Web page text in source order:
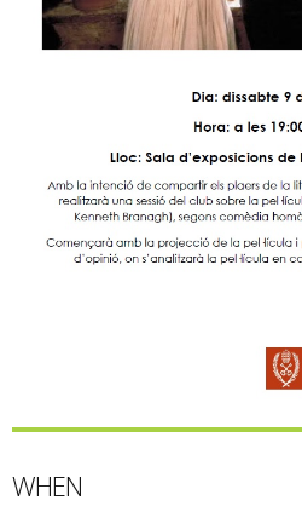
WHEN